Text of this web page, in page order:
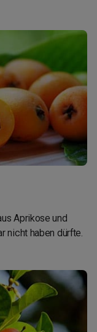
Aprikose und
nicht haben dürfte.